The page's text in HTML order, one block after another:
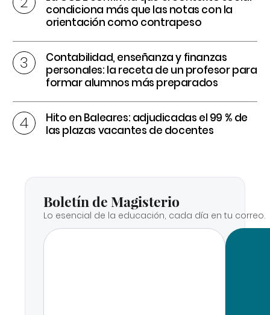
condiciona más que las notas con la
orientación como contrapeso
Contabilidad, enseñanza y finanzas
personales: la receta de un profesor para
formar alumnos más preparados
Hito en Baleares: adjudicadas el 99 % de
las plazas vacantes de docentes
Boletín de Magisterio
Lo esencial de la educación, cada día en tu correo.